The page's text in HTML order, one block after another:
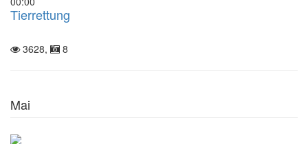
Tierrettung
3628, 8
Mai